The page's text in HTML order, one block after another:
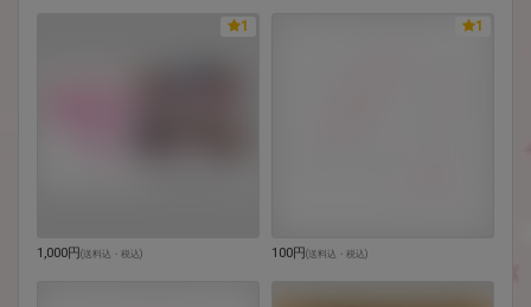
1
1,000円(送料込・税込)
1
100円(送料込・税込)